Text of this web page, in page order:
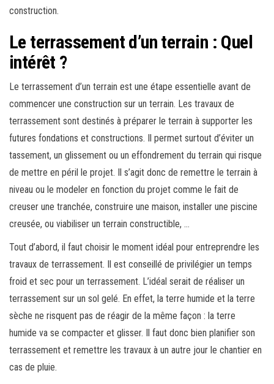
construction.
Le terrassement d’un terrain : Quel
intérêt ?
Le terrassement d’un terrain est une étape essentielle avant de
commencer une construction sur un terrain. Les travaux de
terrassement sont destinés à préparer le terrain à supporter les
futures fondations et constructions. Il permet surtout d’éviter un
tassement, un glissement ou un effondrement du terrain qui risque
de mettre en péril le projet. Il s’agit donc de remettre le terrain à
niveau ou le modeler en fonction du projet comme le fait de
creuser une tranchée, construire une maison, installer une piscine
creusée, ou viabiliser un terrain constructible, …
Tout d’abord, il faut choisir le moment idéal pour entreprendre les
travaux de terrassement. Il est conseillé de privilégier un temps
froid et sec pour un terrassement. L’idéal serait de réaliser un
terrassement sur un sol gelé. En effet, la terre humide et la terre
sèche ne risquent pas de réagir de la même façon : la terre
humide va se compacter et glisser. Il faut donc bien planifier son
terrassement et remettre les travaux à un autre jour le chantier en
cas de pluie.